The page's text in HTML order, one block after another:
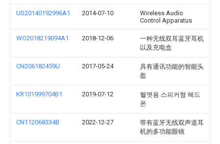
US20140192996A1 2014-07-10
Wireless Audio
Control Apparatus
WO2018219094A1 2018-12-06
一种无线双耳蓝牙耳机
以及充电盒
CN206182459U 2017-05-24
具有通讯功能的智能头
盔
KR101999704B1 2019-07-12
헬멧용 스피커형 헤드
폰
CN112068334B 2022-12-27
带有蓝牙无线双声道耳
机的多功能眼镜